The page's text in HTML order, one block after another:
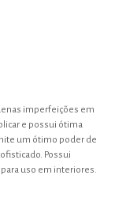
imperfeições em
e possui ótima
um ótimo poder de
Possui
para uso em interiores.